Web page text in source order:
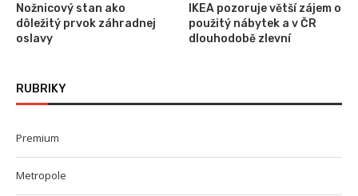
Nožnicový stan ako
dôležitý prvok záhradnej
oslavy
IKEA pozoruje větší zájem o
použitý nábytek a v ČR
dlouhodobě zlevní
RUBRIKY
Premium
Metropole